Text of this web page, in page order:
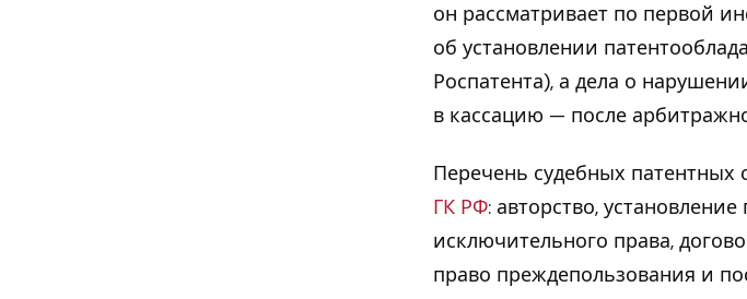
он рассматривает по первой
об установлении
Роспатента), а дела о
в кассацию — после
Перечень судебных патентных
ГК РФ: авторство,
исключительного права,
право преждепользования и